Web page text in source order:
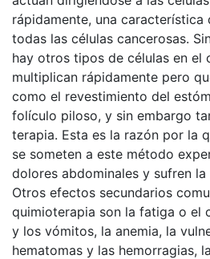
rápidamente, una característica
todas las células cancerosas.
hay otros tipos de células en el
multiplican rápidamente pero
como el revestimiento del
folículo piloso, y sin embargo
terapia. Esta es la razón por la
se someten a este método
dolores abdominales y sufren
Otros efectos secundarios
quimioterapia son la fatiga o el
y los vómitos, la anemia, la
hematomas y las hemorragias,